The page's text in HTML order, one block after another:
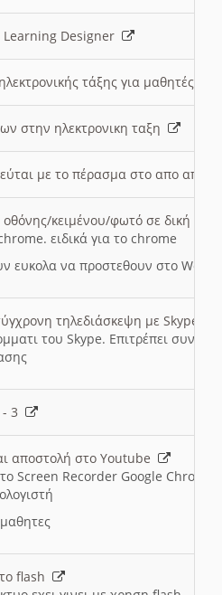
Learning Designer
τάξης για μαθητές
στην ηλεκτρονικη ταξη
με το πέρασμα στο απο
κειμένου/φωτό σε δική
ειδικά για το chrome
ευκολα να προστεθουν στο Word
τηλεδιάσκεψη με Skype
του Skype. Επιτρέπει
3
αποστολή στο Youtube
το Screen Recorder Google Chrome
flash